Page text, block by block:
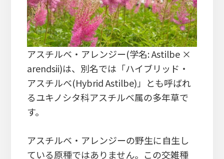
アスチルベ・アレンジー(学名: Astilbe ×
arendsii)は、別名では「ハイブリッド・
アスチルベ(Hybrid Astilbe)」とも呼ばれ
るユキノシタ科アスチルベ属の多年草で
す。
アスチルベ・アレンジーの野生に自生し
ている原種ではありません。この交雑種